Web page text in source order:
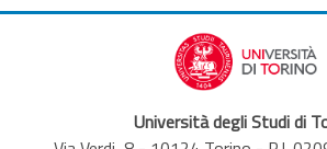
Università degli Studi di